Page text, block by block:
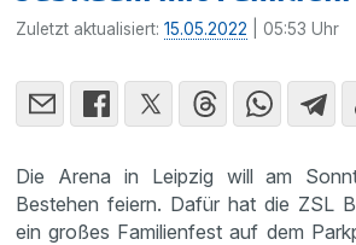
Zuletzt aktualisiert:15.05.2022 | 05:53 Uhr
Die Arena in Leipzig will am
Bestehen feiern. Dafür hat die ZSL
ein großes Familienfest auf dem